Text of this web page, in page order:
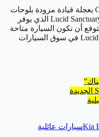
ومن الناحية التكنولوجية، تتميز Gravity بعجلة قيادة مزودة بلوحات
لمس وشاشتين OLED، وتقدم وضع Lucid Sanctuary الذي يوفر
أن تكون السيارة متاحة
في عام 2025، وستعزز مكانة Lucid Motors في سوق السيارات
Kiaسيارات عائلية